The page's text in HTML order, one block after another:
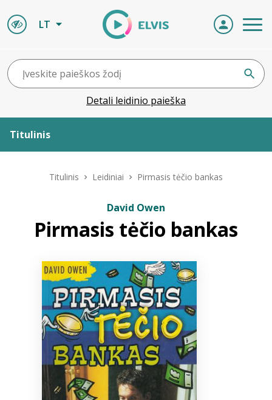
LT
Detali leidinio paieška
Titulinis
ELVIS atvyksta
Naujienos
Bibliotekoms
+370 667 80 541
Titulinis Leidiniai Pirmasis tėčio bankas
David Owen
Pirmasis tėčio bankas